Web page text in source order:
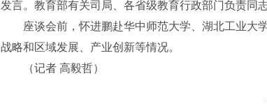
发言。教育部有关司局、各省级教育行政部门负责同
座谈会前，怀进鹏赴华中师范大学、湖北工业大
战略和区域发展、产业创新等情况。
（记者 高毅哲）